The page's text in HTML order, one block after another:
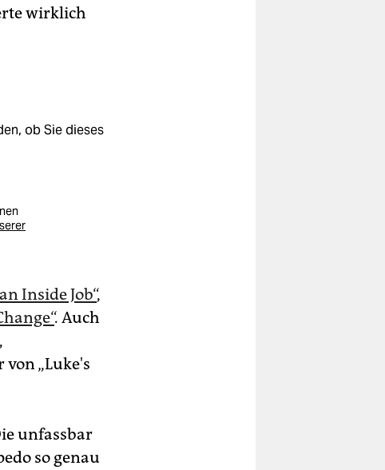
wirklich
ob Sie dieses
Inside Job“,
. Auch
„Luke's
unfassbar
so genau